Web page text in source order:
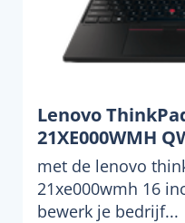
Lenovo
21XE000WMH
met de lenovo
21xe000wmh 16
bewerk je bedrijf...